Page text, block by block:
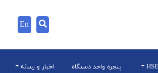
En
HSE پنجره واحد دستگاه اخبار و رسانه